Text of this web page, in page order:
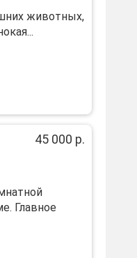
животных,
45 000 р.
Главное